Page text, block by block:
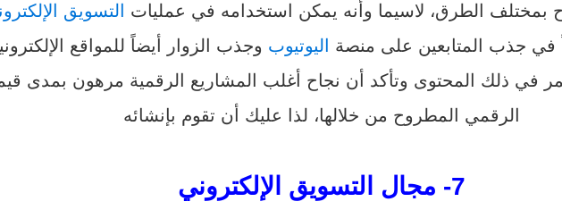
بمختلف الطرق، لاسيما وأنه يمكن استخدامه في عمليات
التسويق
في جذب المتابعين على منصة
اليوتيوب وجذب الزوار أيضاً للمواقع
في ذلك المحتوى وتأكد أن نجاح أغلب المشاريع الرقمية مرهون بمدى
الرقمي المطروح من خلالها، لذا عليك أن تقوم بإنشائه
7- مجال التسويق الإلكتروني